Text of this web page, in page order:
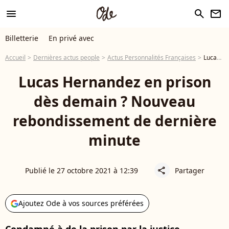
menu search newsletter
Billetterie En privé avec
Accueil Dernières actus people Actus Personnalités Françaises Lucas Hernandez en prison dès demain ? Nouveau rebondissement de dernière minute
Lucas Hernandez en prison
dès demain ? Nouveau
rebondissement de dernière
minute
Publié le 27 octobre 2021 à 12:39 share Partager
Ajoutez Ode à vos sources préférées